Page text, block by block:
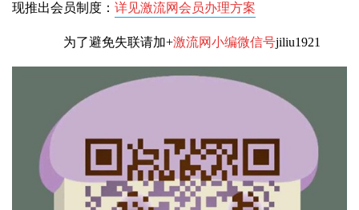
现推出会员制度： 详见激流网会员办理方案
为了避免失联请加+激流网小编微信号jiliu1921